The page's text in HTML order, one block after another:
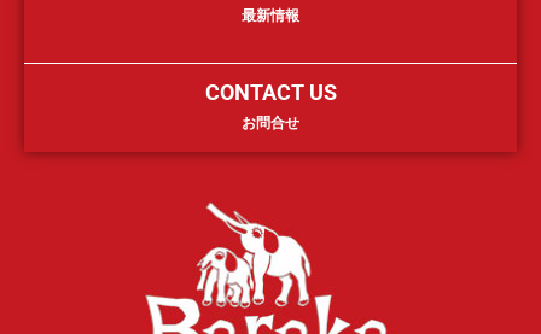
最新情報
CONTACT US
お問合せ